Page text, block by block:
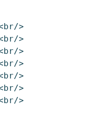
>
>
>
>
>
>
>